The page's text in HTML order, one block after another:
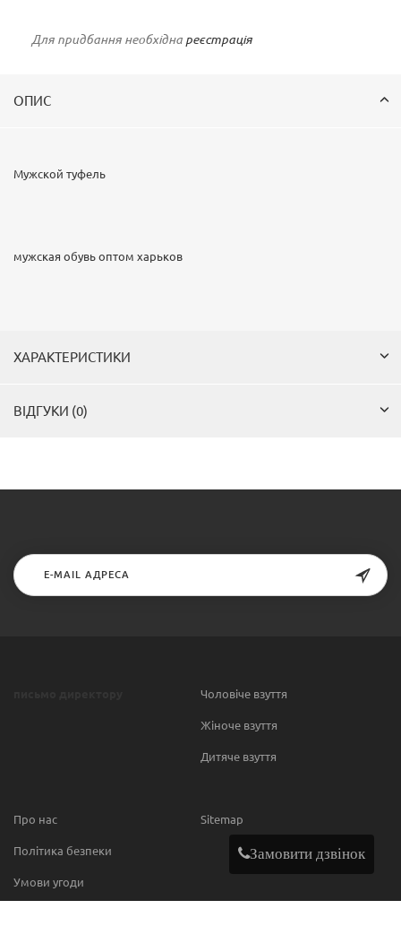
Для придбання необхідна реєстрація
ОПИС
Мужской туфель
мужская обувь оптом харьков
ХАРАКТЕРИСТИКИ
ВІДГУКИ (0)
Чоловіче взуття
Жіноче взуття
Дитяче взуття
Про нас
Політика безпеки
Умови угоди
Sitemap
Замовити дзвінок